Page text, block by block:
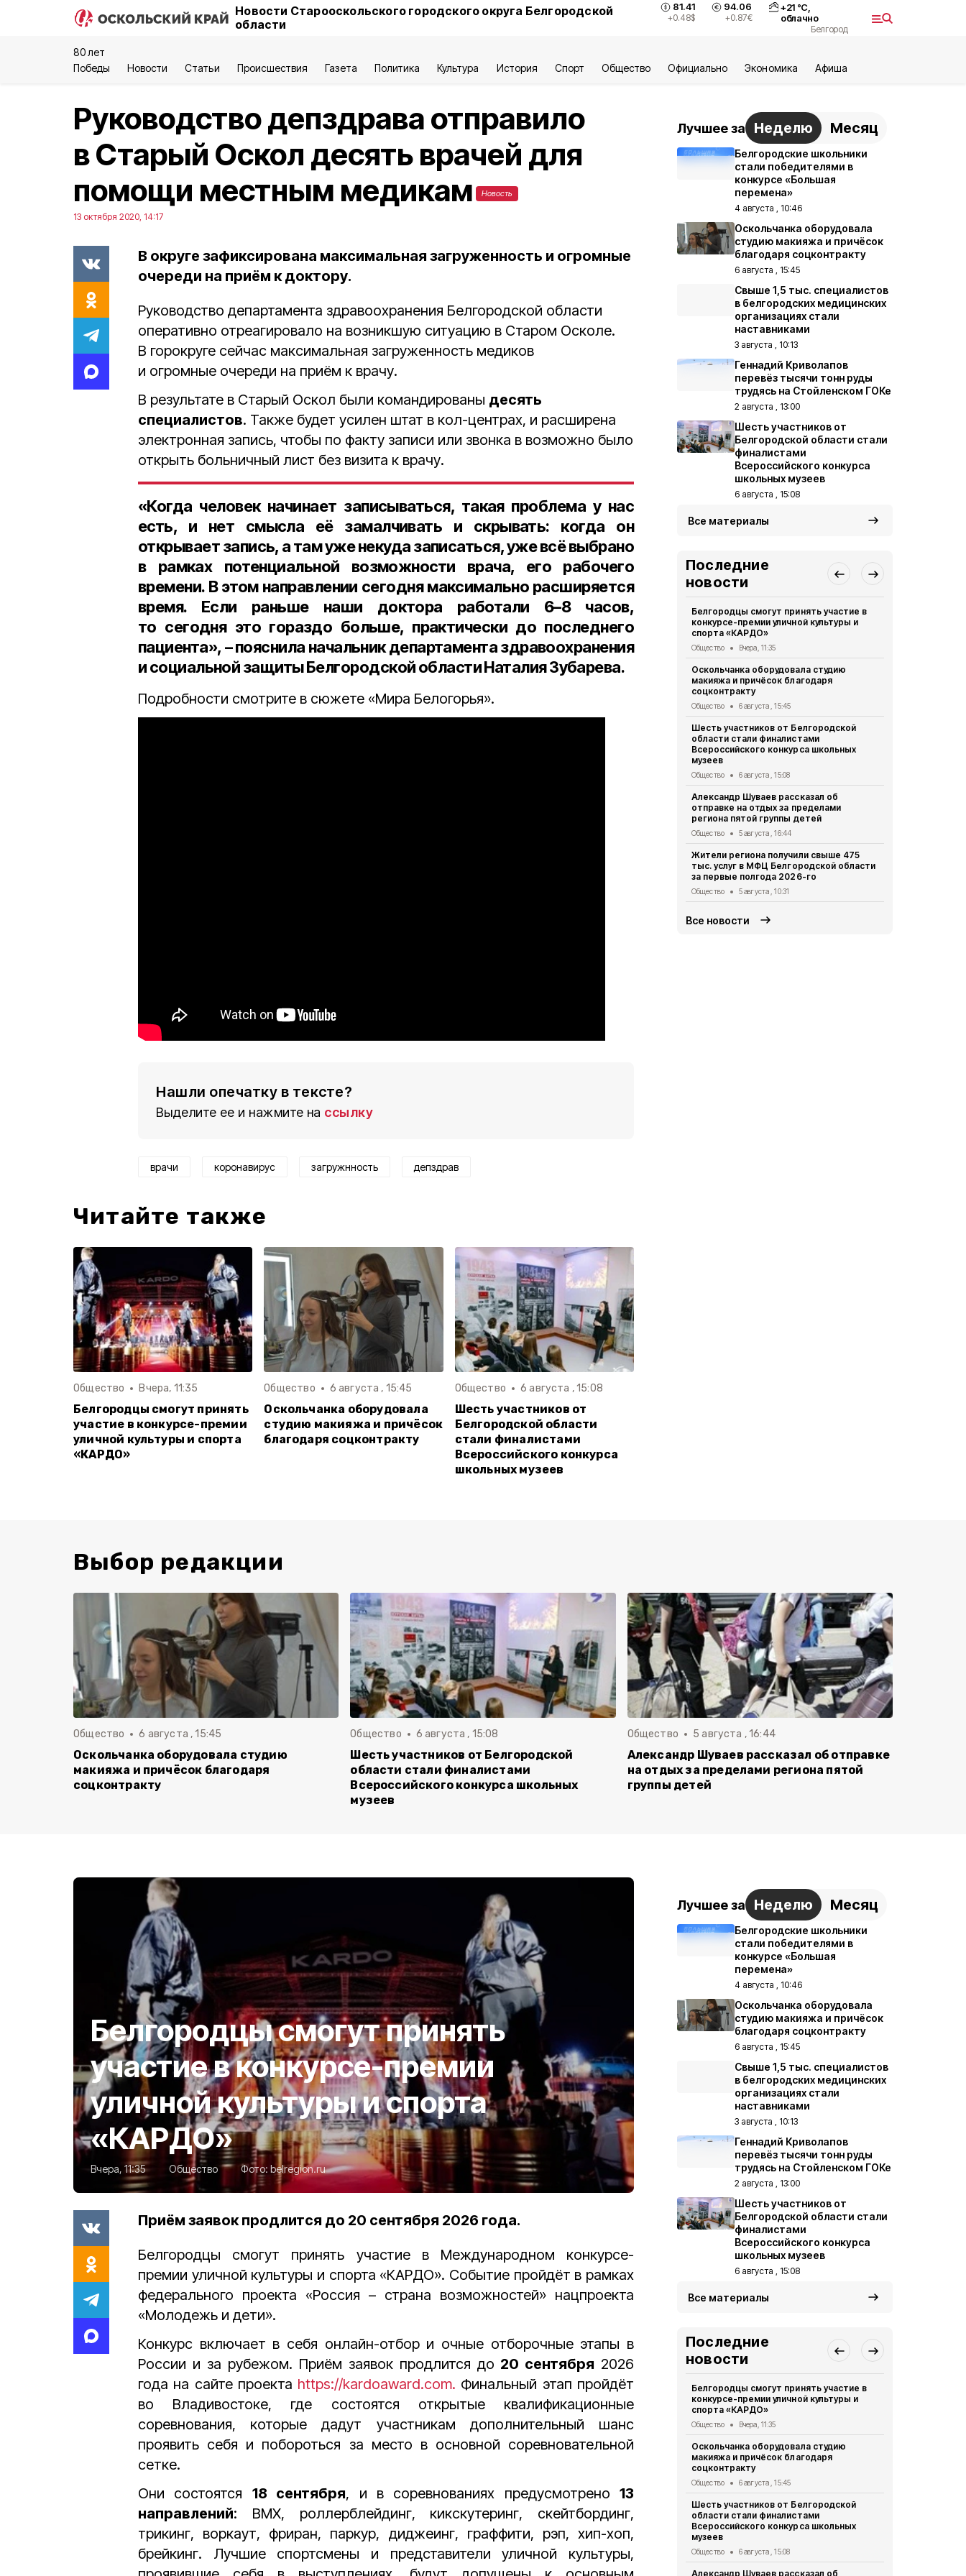
Новости Старооскольского городского округа Белгородской
области
81.41
+0.48$
94.06
+0.87€
+21 °С,
облачно
Белгород
80 лет
Победы
Новости Статьи Происшествия Газета Политика Культура История Спорт Общество Официально Экономика Aфиша
Руководство депздрава отправило
в Старый Оскол десять врачей для
помощи местным медикам
Новость
13 октября 2020, 14:17
В округе зафиксирована максимальная загруженность и огромные
очереди на приём к доктору.
Руководство департамента здравоохранения Белгородской области
оперативно отреагировало на возникшую ситуацию в Старом Осколе.
В горокруге сейчас максимальная загруженность медиков
и огромные очереди на приём к врачу.
В результате в Старый Оскол были командированы десять
специалистов. Также будет усилен штат в кол-центрах, и расширена
электронная запись, чтобы по факту записи или звонка в возможно было
открыть больничный лист без визита к врачу.
«Когда человек начинает записываться, такая проблема у нас
есть, и нет смысла её замалчивать и скрывать: когда он
открывает запись, а там уже некуда записаться, уже всё выбрано
в рамках потенциальной возможности врача, его рабочего
времени. В этом направлении сегодня максимально расширяется
время. Если раньше наши доктора работали 6–8 часов,
то сегодня это гораздо больше, практически до последнего
пациента», – пояснила начальник департамента здравоохранения
и социальной защиты Белгородской области Наталия Зубарева.
Подробности смотрите в сюжете «Мира Белогорья».
Нашли опечатку в тексте?
Выделите ее и нажмите на ссылку
врачи коронавирус загружнность депздрав
Читайте также
Общество Вчера, 11:35
Белгородцы смогут принять
участие в конкурсе-премии
уличной культуры и спорта
«КАРДО»
Общество 6 августа , 15:45
Оскольчанка оборудовала
студию макияжа и причёсок
благодаря соцконтракту
Общество 6 августа , 15:08
Шесть участников от
Белгородской области
стали финалистами
Всероссийского конкурса
школьных музеев
Лучшее за Неделю Месяц
Белгородские школьники
стали победителями в
конкурсе «Большая
перемена»
4 августа , 10:46
Оскольчанка оборудовала
студию макияжа и причёсок
благодаря соцконтракту
6 августа , 15:45
Свыше 1,5 тыс. специалистов
в белгородских медицинских
организациях стали
наставниками
3 августа , 10:13
Геннадий Криволапов
перевёз тысячи тонн руды
трудясь на Стойленском ГОКе
2 августа , 13:00
Шесть участников от
Белгородской области стали
финалистами
Всероссийского конкурса
школьных музеев
6 августа , 15:08
Все материалы
Последние
новости
Белгородцы смогут принять участие в
конкурсе-премии уличной культуры и
спорта «КАРДО»
Общество Вчера, 11:35
Оскольчанка оборудовала студию
макияжа и причёсок благодаря
соцконтракту
Общество 6 августа , 15:45
Шесть участников от Белгородской
области стали финалистами
Всероссийского конкурса школьных
музеев
Общество 6 августа , 15:08
Александр Шуваев рассказал об
отправке на отдых за пределами
региона пятой группы детей
Общество 5 августа , 16:44
Жители региона получили свыше 475
тыс. услуг в МФЦ Белгородской области
за первые полгода 2026-го
Общество 5 августа , 10:31
Все новости
Выбор редакции
Общество 6 августа , 15:45
Оскольчанка оборудовала студию
макияжа и причёсок благодаря
соцконтракту
Общество 6 августа , 15:08
Шесть участников от Белгородской
области стали финалистами
Всероссийского конкурса школьных
музеев
Общество 5 августа , 16:44
Александр Шуваев рассказал об отправке
на отдых за пределами региона пятой
группы детей
Белгородцы смогут принять
участие в конкурсе-премии
уличной культуры и спорта
«КАРДО»
Вчера, 11:35 Общество Фото: belregion.ru
Приём заявок продлится до 20 сентября 2026 года.
Белгородцы смогут принять участие в Международном конкурсе-
премии уличной культуры и спорта «КАРДО». Событие пройдёт в рамках
федерального проекта «Россия – страна возможностей» нацпроекта
«Молодежь и дети».
Конкурс включает в себя онлайн-отбор и очные отборочные этапы в
России и за рубежом. Приём заявок продлится до 20 сентября 2026
года на сайте проекта https://kardoaward.com. Финальный этап пройдёт
во Владивостоке, где состоятся открытые квалификационные
соревнования, которые дадут участникам дополнительный шанс
проявить себя и побороться за место в основной соревновательной
сетке.
Они состоятся 18 сентября, и в соревнованиях предусмотрено 13
направлений: BMX, роллерблейдинг, кикскутеринг, скейтбординг,
трикинг, воркаут, фриран, паркур, диджеинг, граффити, рэп, хип-хоп,
брейкинг. Лучшие спортсмены и представители уличной культуры,
Лучшее за Неделю Месяц
Белгородские школьники
стали победителями в
конкурсе «Большая
перемена»
4 августа , 10:46
Оскольчанка оборудовала
студию макияжа и причёсок
благодаря соцконтракту
6 августа , 15:45
Свыше 1,5 тыс. специалистов
в белгородских медицинских
организациях стали
наставниками
3 августа , 10:13
Геннадий Криволапов
перевёз тысячи тонн руды
трудясь на Стойленском ГОКе
2 августа , 13:00
Шесть участников от
Белгородской области стали
финалистами
Всероссийского конкурса
школьных музеев
6 августа , 15:08
Все материалы
Последние
новости
Белгородцы смогут принять участие в
конкурсе-премии уличной культуры и
спорта «КАРДО»
Общество Вчера, 11:35
Оскольчанка оборудовала студию
макияжа и причёсок благодаря
соцконтракту
Общество 6 августа , 15:45
Шесть участников от Белгородской
области стали финалистами
Всероссийского конкурса школьных
музеев
Общество 6 августа , 15:08
Александр Шуваев рассказал об